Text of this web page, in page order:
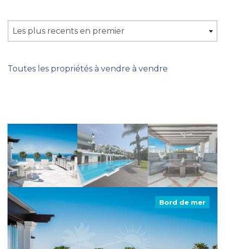
Les plus recents en premier
Toutes les propriétés à vendre à vendre
Bord de mer